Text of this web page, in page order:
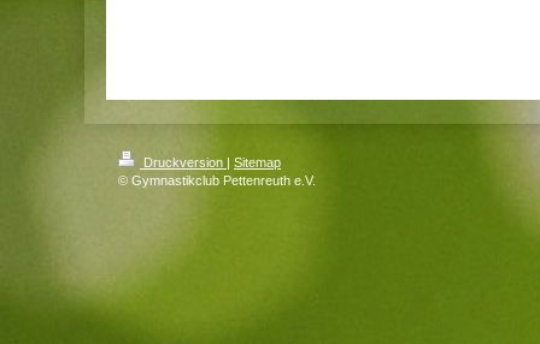
Druckversion | Sitemap
© Gymnastikclub Pettenreuth e.V.